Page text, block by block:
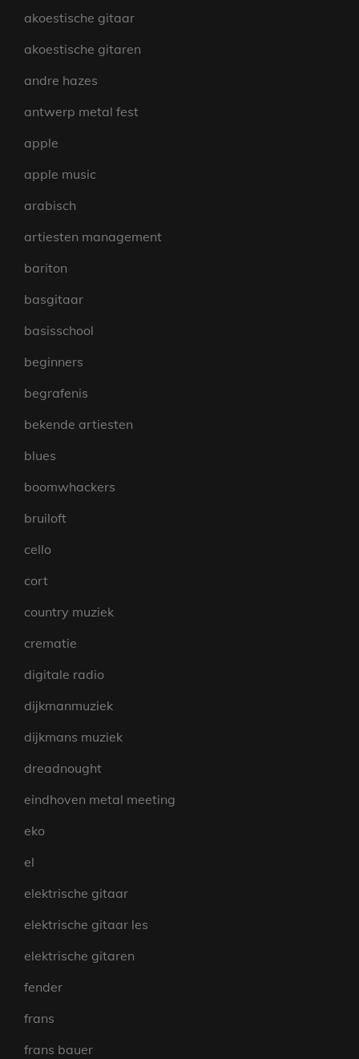
akoestische gitaar
akoestische gitaren
andre hazes
antwerp metal fest
apple
apple music
arabisch
artiesten management
bariton
basgitaar
basisschool
beginners
begrafenis
bekende artiesten
blues
boomwhackers
bruiloft
cello
cort
country muziek
crematie
digitale radio
dijkmanmuziek
dijkmans muziek
dreadnought
eindhoven metal meeting
eko
el
elektrische gitaar
elektrische gitaar les
elektrische gitaren
fender
frans
frans bauer